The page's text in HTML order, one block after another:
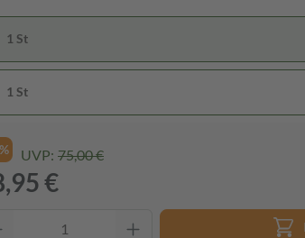
1 St
1 St
UVP: 75,00 €
€